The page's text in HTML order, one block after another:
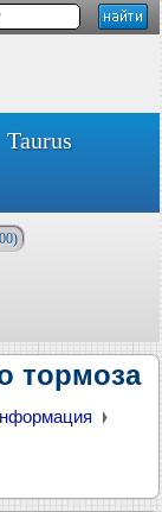
Taurus
тормоза